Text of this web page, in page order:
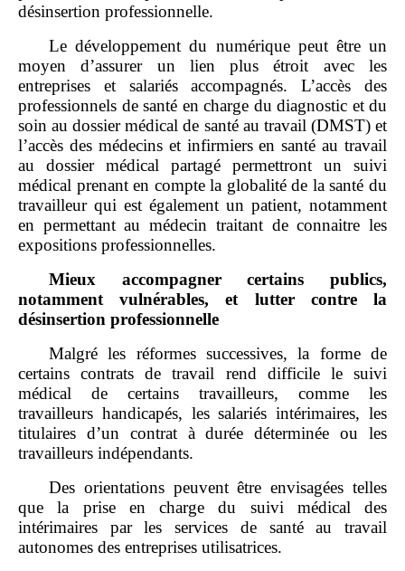
désinsertion professionnelle.
Le développement du numérique peut être un
moyen d’assurer un lien plus étroit avec les
entreprises et salariés accompagnés. L’accès des
professionnels de santé en charge du diagnostic et du
soin au dossier médical de santé au travail (DMST) et
l’accès des médecins et infirmiers en santé au travail
au dossier médical partagé permettront un suivi
médical prenant en compte la globalité de la santé du
travailleur qui est également un patient, notamment
en permettant au médecin traitant de connaitre les
expositions professionnelles.
Mieux accompagner certains publics,
notamment vulnérables, et lutter contre la
désinsertion professionnelle
Malgré les réformes successives, la forme de
certains contrats de travail rend difficile le suivi
médical de certains travailleurs, comme les
travailleurs handicapés, les salariés intérimaires, les
titulaires d’un contrat à durée déterminée ou les
travailleurs indépendants.
Des orientations peuvent être envisagées telles
que la prise en charge du suivi médical des
intérimaires par les services de santé au travail
autonomes des entreprises utilisatrices.